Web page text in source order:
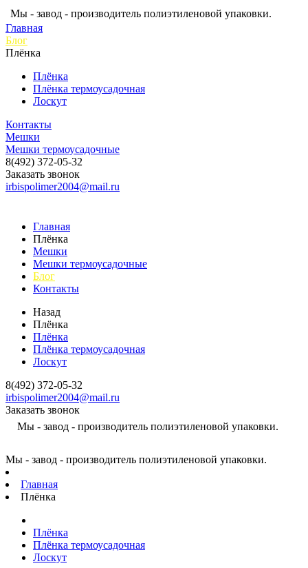
Мы - завод - производитель полиэтиленовой упаковки.
Главная
Блог
Плёнка
Плёнка
Плёнка термоусадочная
Лоскут
Контакты
Мешки
Мешки термоусадочные
8(492) 372-05-32
Заказать звонок
irbispolimer2004@mail.ru
Главная
Плёнка
Мешки
Мешки термоусадочные
Блог
Контакты
Назад
Плёнка
Плёнка
Плёнка термоусадочная
Лоскут
8(492) 372-05-32
irbispolimer2004@mail.ru
Заказать звонок
Мы - завод - производитель полиэтиленовой упаковки.
Мы - завод - производитель полиэтиленовой упаковки.
Главная
Плёнка
Плёнка
Плёнка термоусадочная
Лоскут